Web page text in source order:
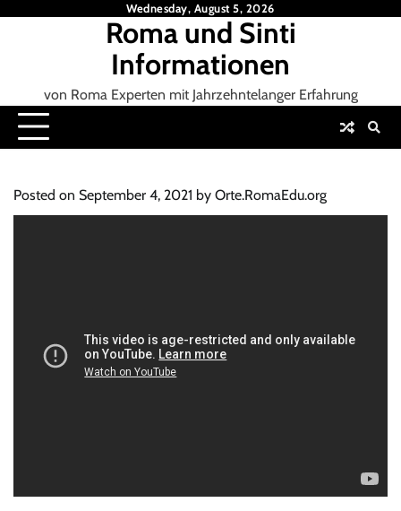
Wednesday, August 5, 2026
Roma und Sinti
Informationen
von Roma Experten mit Jahrzehntelanger Erfahrung
Posted on September 4, 2021 by Orte.RomaEdu.org